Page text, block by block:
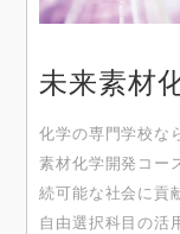
未来素材
化学の専門学校な
素材化学開発コー
続可能な社会に貢
自由選択科目の活